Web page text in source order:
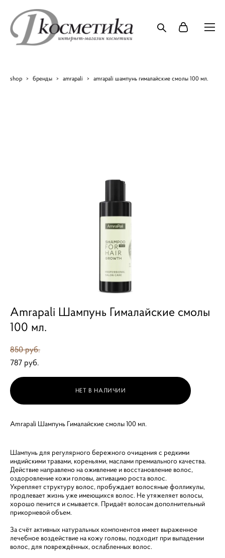
shop > бренды > amrapali > amrapali шампунь гималайские смолы 100 мл.
Amrapali Шампунь Гималайские смолы
100 мл.
850 pуб.
787 pуб.
НЕТ В НАЛИЧИИ
Amrapali Шампунь Гималайские смолы 100 мл.
Шампунь для регулярного бережного очищения с редкими
индийскими травами, кореньями, маслами премиального качества.
Действие направлено на оживление и восстановление волос,
оздоровление кожи головы, активацию роста волос.
Укрепляет структуру волос, пробуждает волосяные фолликулы,
продлевает жизнь уже имеющихся волос. Не утяжеляет волосы,
хорошо пенится и смывается. Придаёт волосам дополнительный
прикорневой объем.
За счёт активных натуральных компонентов имеет выраженное
лечебное воздействие на кожу головы, подходит при выпадении
волос, для повреждённых, ослабленных волос.